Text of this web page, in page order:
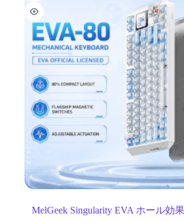
MelGeek Singularity EVA ホール効